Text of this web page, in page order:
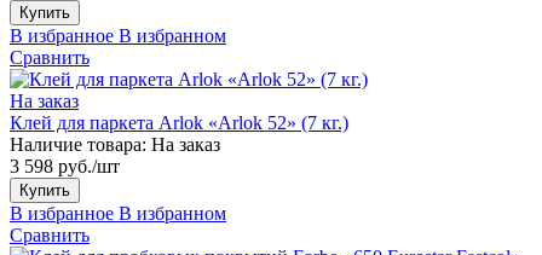
Купить
В избранное В избранном
Сравнить
На заказ
Клей для паркета Arlok «Arlok 52» (7 кг.)
Наличие товара: На заказ
3 598 руб./шт
Купить
В избранное В избранном
Сравнить